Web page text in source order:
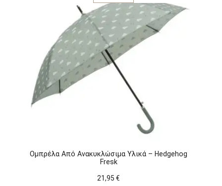
προϊόν
έχει
πολλαπλές
παραλλαγές.
Οι
στη
σελίδα
του
προϊόντος
Ομπρέλα Από Ανακυκλώσιμα Υλικά – Hedgehog
Fresk
21,95 €